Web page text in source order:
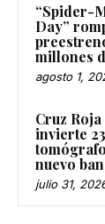
“Spider-
Day”
millones
agosto 1,
Cruz
invierte
nuevo
julio 31,